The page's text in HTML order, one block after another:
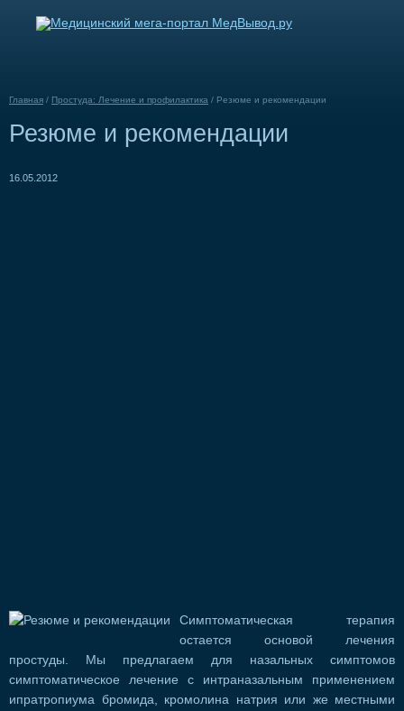
Главная / Простуда: Лечение и профилактика / Резюме и рекомендации
Резюме и рекомендации
16.05.2012
Симптоматическая терапия
остается основой лечения
простуды. Мы предлагаем для назальных симптомов
симптоматическое лечение с интраназальным применением
ипратропиума бромида, кромолина натрия или же местными